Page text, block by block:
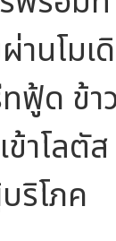
านโมเ
ฟู้ด ข้า
าโลตั
ริโภค